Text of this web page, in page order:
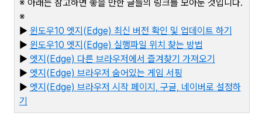
※ 아래는 참고하면 좋을 만한 글들의 링크를 모아둔 것입니다.
※
▶ 윈도우10 엣지(Edge) 최신 버전 확인 및 업데이트 하기
▶ 윈도우10 엣지(Edge) 실행파일 위치 찾는 방법
▶ 엣지(Edge) 다른 브라우저에서 즐겨찾기 가져오기
▶ 엣지(Edge) 브라우저 숨어있는 게임 서핑
▶ 엣지(Edge) 브라우저 시작 페이지, 구글, 네이버로 설정하
기